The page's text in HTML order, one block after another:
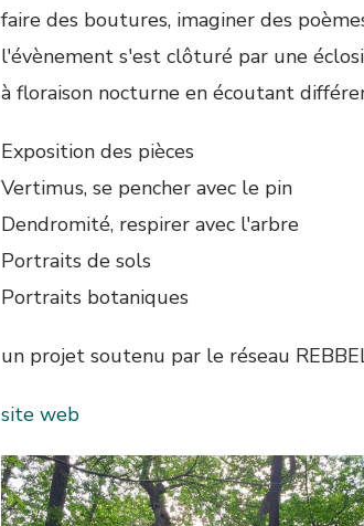
faire des boutures, imaginer des
l'évènement s'est clôturé par une
à floraison nocturne en écoutant
Exposition des pièces
Vertimus, se pencher avec le pin
Dendromité, respirer avec l'arbre
Portraits de sols
Portraits botaniques
un projet soutenu par le réseau
site web